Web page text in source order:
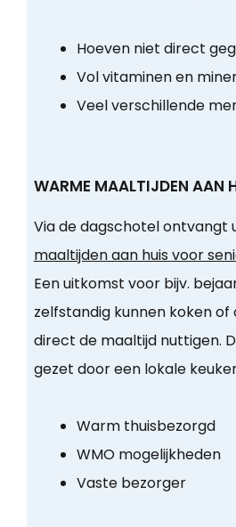
Hoeven niet direct
Vol vitaminen en
Veel verschillende
WARME MAALTIJDEN AAN
Via de dagschotel ontvangt
maaltijden aan huis voor
Een uitkomst voor bijv.
zelfstandig kunnen koken of
direct de maaltijd nuttigen.
gezet door een lokale
Warm thuisbezorgd
WMO mogelijkheden
Vaste bezorger